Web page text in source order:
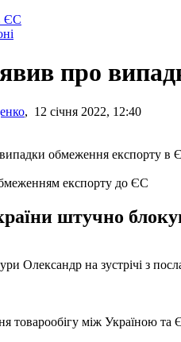
ЄС
про
, 12 січня 2022, 12:40
експорту до ЄС
штучно
Олександр на зустрічі з
товарообігу між Україною